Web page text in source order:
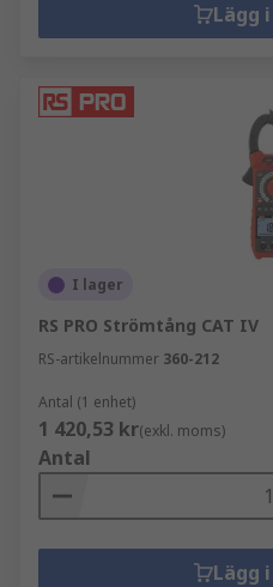
Lägg
I lager
RS PRO Strömtång CAT IV
RS-artikelnummer 360-212
Antal (1 enhet)
1 420,53 kr(exkl. moms)
Antal
Lägg